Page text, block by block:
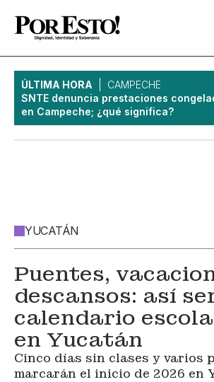
ÚLTIMA HORA
CAMPECHE
SNTE denuncia prestaciones
en Campeche; ¿qué significa?
YUCATÁN
Puentes,
descansos: así
calendario
en Yucatán
Cinco días sin clases y varios
marcarán el inicio de 2026 en